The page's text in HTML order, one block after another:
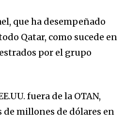
que ha desempeñado
Qatar, como sucede en
por el grupo
fuera de la OTAN,
de millones de dólares en